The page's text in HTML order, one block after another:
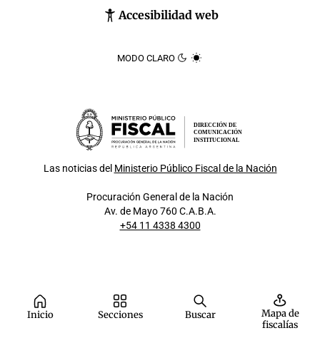
Inicio Secciones Buscar
Mapa de
fiscalías
Accesibilidad web
MODO CLARO
DIRECCIÓN DE
COMUNICACIÓN
INSTITUCIONAL
Las noticias del Ministerio Público Fiscal de la Nación
Procuración General de la Nación
Av. de Mayo 760 C.A.B.A.
+54 11 4338 4300